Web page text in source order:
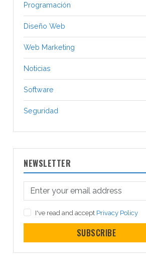
Programación
Diseño Web
Web Marketing
Noticias
Software
Seguridad
NEWSLETTER
I've read and accept Privacy Policy
SUBSCRIBE